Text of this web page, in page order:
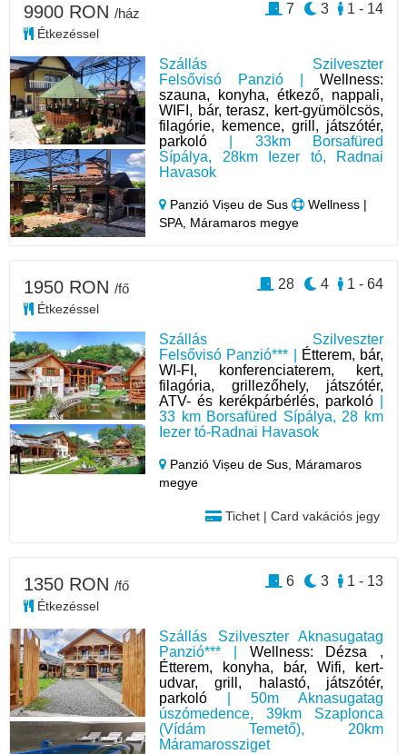
Szállás Szilveszter
Felsővisó Panzió | Wellness:
szauna, konyha, étkező, nappali,
WIFI, bár, terasz, kert-gyümölcsös,
filagórie, kemence, grill, játszótér,
parkoló | 33km Borsafüred
Sípálya, 28km Iezer tó, Radnai
Havasok
Panzió Vișeu de Sus
Wellness |
SPA, Máramaros megye
9900 RON /ház
Étkezéssel
1 - 14
3
7
Szállás Szilveszter
Felsővisó Panzió*** |
Étterem, bár,
WI-FI, konferenciaterem, kert,
filagória, grillezőhely, játszótér,
ATV- és kerékpárbérlés, parkoló
33 km Borsafüred Sípálya, 28 km
Iezer tó-Radnai Havasok
Panzió Vișeu de Sus, Máramaros
megye
Tichet | Card vakációs jegy
1950 RON /fő
Étkezéssel
1 - 64
4
28
Szállás Szilveszter Aknasugatag
Panzió*** | Wellness: Dézsa ,
Étterem, konyha, bár, Wifi, kert-
udvar, grill, halastó, játszótér,
parkoló | 50m Aknasugatag
úszómedence, 39km Szaplonca
(Vídám Temető), 20km
Máramarossziget
1350 RON /fő
Étkezéssel
1 - 13
3
6